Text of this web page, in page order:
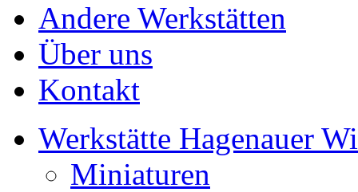
Andere Werkstätten
Über uns
Kontakt
Werkstätte Hagenauer
Miniaturen